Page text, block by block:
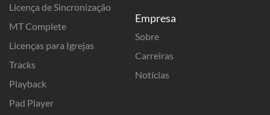
Licença de Sincronização
MT Complete
Licenças para Igrejas
Tracks
Playback
Pad Player
Empresa
Sobre
Carreiras
Notícias